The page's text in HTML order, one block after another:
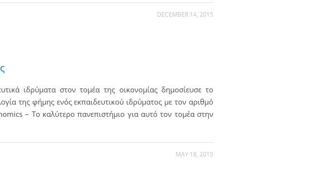
DECEMBER 14, 2015
ιδρύματα στον τομέα της οικονομίας δημοσίευσε το
της φήμης ενός εκπαιδευτικού ιδρύματος με τον αριθμό
– Το καλύτερο πανεπιστήμιο για αυτό τον τομέα στην
MAY 18, 2015